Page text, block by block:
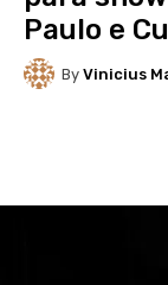
Paulo e
By Vinicius